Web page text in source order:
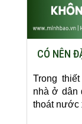
CÓ NÊN
Trong
nhà ở dân
thoát nước